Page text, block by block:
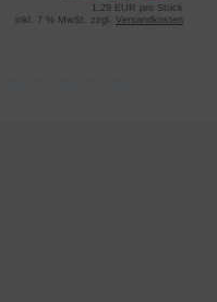
1,29 EUR pro Stück
inkl. 7 % MwSt. zzgl. Versandkosten